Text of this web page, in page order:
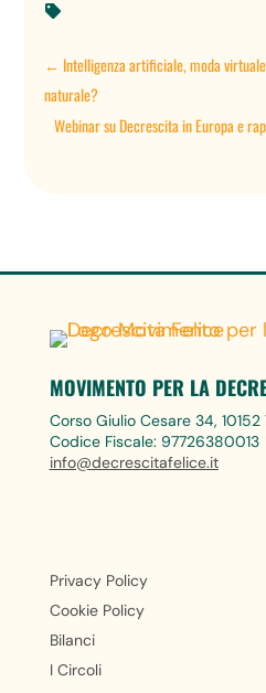

← Intelligenza artificiale, moda
naturale?
Webinar su Decrescita in Europa e
MOVIMENTO PER LA
Corso Giulio Cesare 34, 10152
Codice Fiscale: 97726380013
info@decrescitafelice.it
Privacy Policy
Cookie Policy
Bilanci
I Circoli